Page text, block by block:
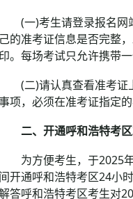
一)考生请登录报名网站
的准考证信息是否完整
。每场考试只允许携带
二)请认真查看准考证上
项，必须在准考证指定
、开通呼和浩特考区
方便考生，于2025年
开通呼和浩特考区24小
答呼和浩特考区考生对